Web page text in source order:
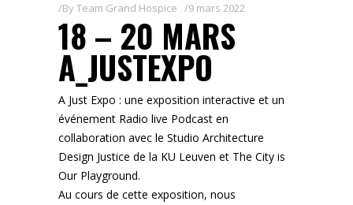
ByTeam Grand Hospice 9 mars 2022
18 – 20 MARS
A_JUSTEXPO
A Just Expo : une exposition interactive et un
événement Radio live Podcast en
collaboration avec le Studio Architecture
Design Justice de la KU Leuven et The City is
Our Playground.
Au cours de cette exposition, nous